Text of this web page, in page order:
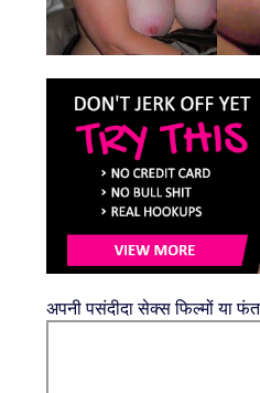
अपनी पसंदीदा सेक्स फिल्मों या